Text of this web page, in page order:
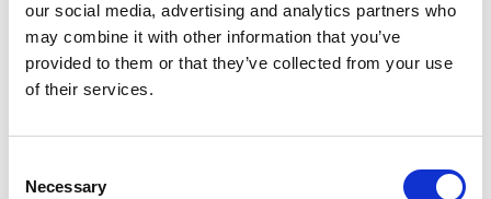
our social media, advertising and analytics partners who
may combine it with other information that you’ve
provided to them or that they’ve collected from your use
of their services.
Selection
Necessary
Réception de courrier et de colis